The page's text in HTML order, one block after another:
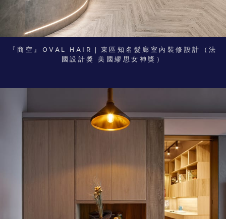
『商空』OVAL HAIR｜東區知名髮廊室內裝修設計（法
國設計獎 美國繆思女神獎）